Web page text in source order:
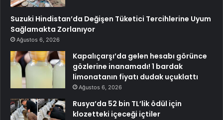
Suzuki Hindistan’da Değişen Tüketici Tercihlerine Uyum
Sağlamakta Zorlanıyor
Ağustos 6, 2026
Kapalıçarşı’da gelen hesabı görünce
gözlerine inanamadı! 1 bardak
limonatanın fiyatı dudak uçuklattı
Ağustos 6, 2026
Rusya’da 52 bin TL’lik ödül için
klozetteki içeceği içtiler